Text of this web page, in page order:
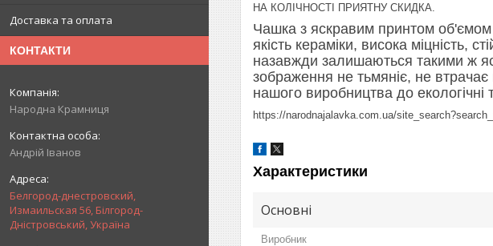
Доставка та оплата
КОНТАКТИ
Народна Крамниця
Андрій Іванов
Белгород-днестровский,
Измаильская 56, Білгород-
Дністровський, Україна
НА КОЛІЧНОСТІ ПРИЯТНУ СКИДКА.
Чашка з яскравим принтом об'ємом
якість кераміки, висока міцність,
назавжди залишаються такими ж
зображення не тьмяніє, не втрачає
нашого виробництва до
https://narodnajalavka.com.ua/
Характеристики
Основні
Виробник